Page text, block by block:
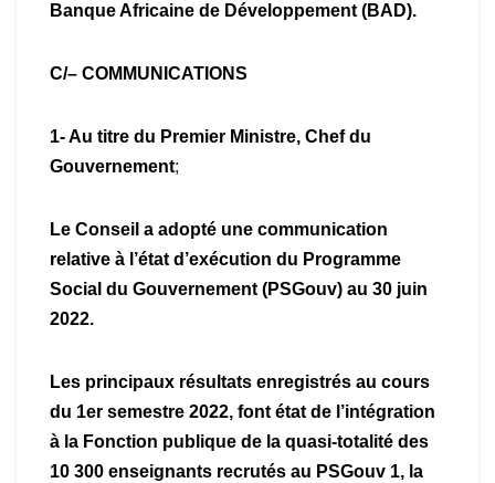
Banque Africaine de Développement (BAD).
C/– COMMUNICATIONS
1- Au titre du Premier Ministre, Chef du
Gouvernement;
Le Conseil a adopté une communication
relative à l’état d’exécution du Programme
Social du Gouvernement (PSGouv) au 30 juin
2022.
Les principaux résultats enregistrés au cours
du 1er semestre 2022, font état de l’intégration
à la Fonction publique de la quasi-totalité des
10 300 enseignants recrutés au PSGouv 1, la